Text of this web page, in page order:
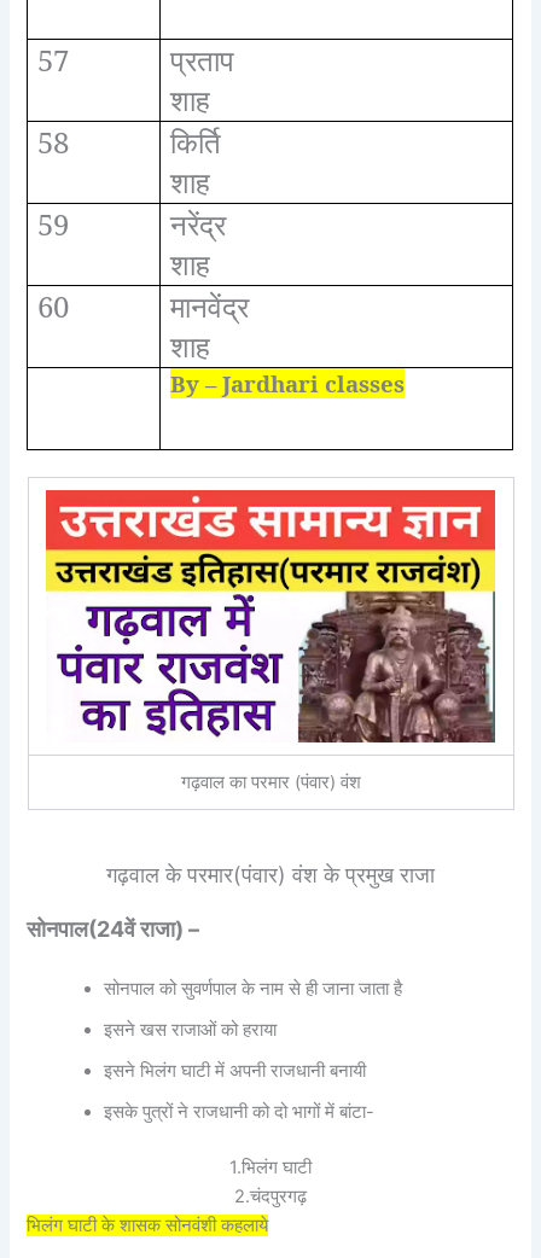
57
प्रताप
शाह
58
किर्ति
शाह
59
नरेंद्र
शाह
60
मानवेंद्र
शाह
By – Jardhari classes
गढ़वाल का परमार (पंवार) वंश
गढ़वाल के परमार(पंवार) वंश के प्रमुख राजा
सोनपाल(24वें राजा) –
सोनपाल को सुवर्णपाल के नाम से ही जाना जाता है
इसने खस राजाओं को हराया
इसने भिलंग घाटी में अपनी राजधानी बनायी
इसके पुत्रों ने राजधानी को दो भागों में बांटा-
1.भिलंग घाटी
2.चंदपुरगढ़
भिलंग घाटी के शासक सोनवंशी कहलाये